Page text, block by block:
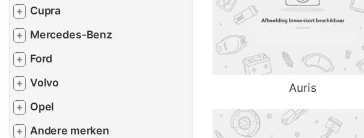
Auris
+ Cupra
+ Mercedes-Benz
+ Ford
+ Volvo
+ Opel
+ Andere merken